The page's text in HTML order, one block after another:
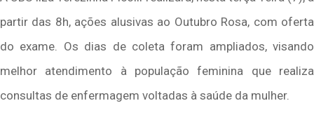
partir das 8h, ações alusivas ao Outubro Rosa, com oferta
do exame. Os dias de coleta foram ampliados, visando
melhor atendimento à população feminina que realiza
consultas de enfermagem voltadas à saúde da mulher.